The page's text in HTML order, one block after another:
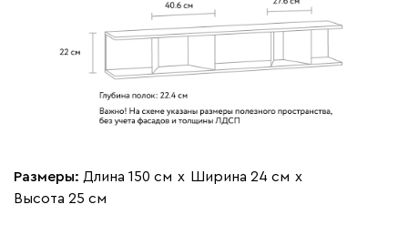
Размеры: Длина 150 см х Ширина 24 см х
Высота 25 см